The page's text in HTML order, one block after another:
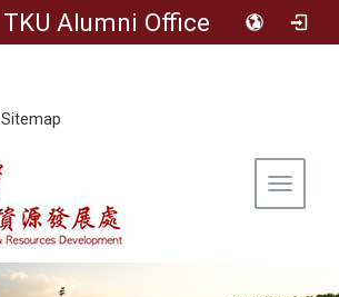
TKU Alumni Office
Sitemap
Toggle